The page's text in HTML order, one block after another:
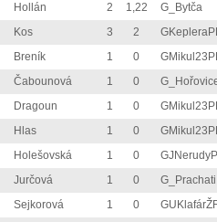
Hollán 2 1,22
G_Bytča
Kos 3 2
Breník 1 0
Čabounová 1 0
Dragoun 1 0
Hlas 1 0
Holešovská 1 0
Jurčová 1 0
G_Prachati
Sejkorová 1 0